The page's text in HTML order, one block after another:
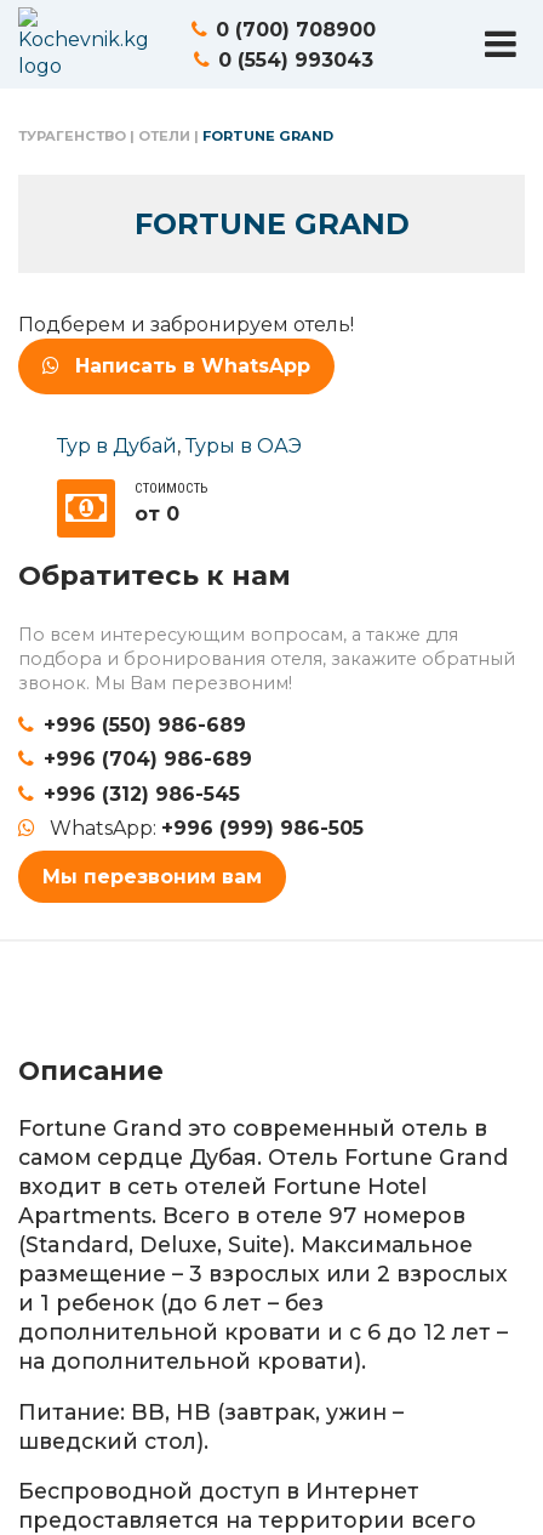
0 (700) 708900
0 (554) 993043
ТУРАГЕНСТВО | ОТЕЛИ | FORTUNE GRAND
FORTUNE GRAND
Подберем и забронируем отель!
Написать в WhatsApp
Тур в Дубай,Туры в ОАЭ
СТОИМОСТЬ
от 0
Обратитесь к нам
По всем интересующим вопросам, а также для
подбора и бронирования отеля, закажите обратный
звонок. Мы Вам перезвоним!
+996 (550) 986-689
+996 (704) 986-689
+996 (312) 986-545
WhatsApp: +996 (999) 986-505
Мы перезвоним вам
Описание
Fortune Grand это современный отель в
самом сердце Дубая. Отель Fortune Grand
входит в сеть отелей Fortune Hotel
Apartments. Всего в отеле 97 номеров
(Standard, Deluxe, Suite). Максимальное
размещение – 3 взрослых или 2 взрослых
и 1 ребенок (до 6 лет – без
дополнительной кровати и с 6 до 12 лет –
на дополнительной кровати).
Питание: BB, HB (завтрак, ужин –
шведский стол).
Беспроводной доступ в Интернет
предоставляется на территории всего